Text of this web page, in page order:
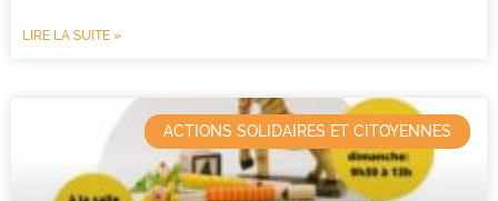
LIRE LA SUITE »
ACTIONS SOLIDAIRES ET CITOYENNES